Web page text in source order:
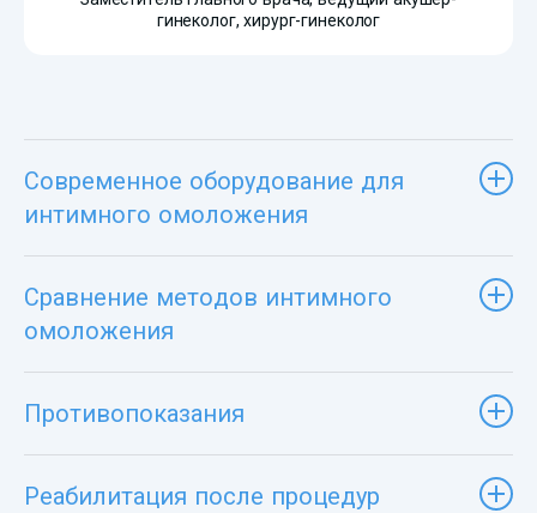
гинеколог, хирург-гинеколог
Современное оборудование для
интимного омоложения
Сравнение методов интимного
омоложения
Противопоказания
Реабилитация после процедур